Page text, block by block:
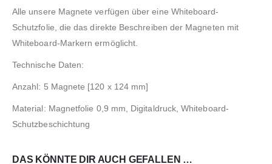
Alle unsere Magnete verfügen über eine Whiteboard-
Schutzfolie, die das direkte Beschreiben der Magneten mit
Whiteboard-Markern ermöglicht.
Technische Daten:
Anzahl: 5 Magnete [120 x 124 mm]
Material: Magnetfolie 0,9 mm, Digitaldruck, Whiteboard-
Schutzbeschichtung
DAS KÖNNTE DIR AUCH GEFALLEN …